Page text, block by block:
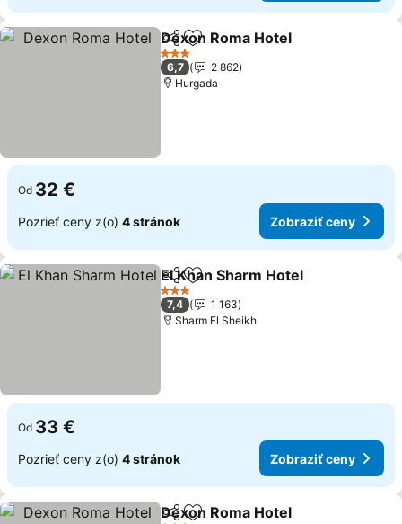
ZdieľaťPridať do obľúbených
Dexon Roma Hotel
3 Počet hviezdičiek
6,7
2 862
Hurgada
Od 32 €
Pozrieť ceny z(o) 4 stránok Zobraziť ceny
ZdieľaťPridať do obľúbených
El Khan Sharm Hotel
3 Počet hviezdičiek
7,4
1 163
Sharm El Sheikh
Od 33 €
Pozrieť ceny z(o) 4 stránok Zobraziť ceny
Zdieľať
Dexon Roma Hotel